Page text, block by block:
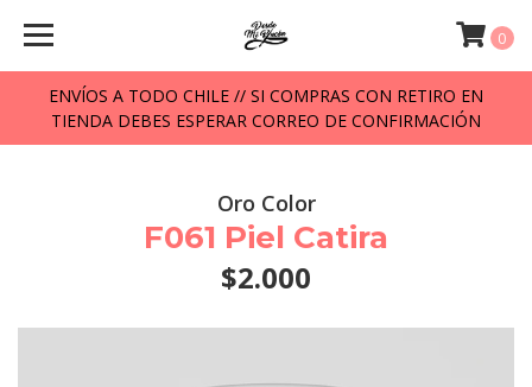
ENVÍOS A TODO CHILE // SI COMPRAS CON RETIRO EN
TIENDA DEBES ESPERAR CORREO DE CONFIRMACIÓN
0
Oro Color
F061 Piel Catira
$2.000